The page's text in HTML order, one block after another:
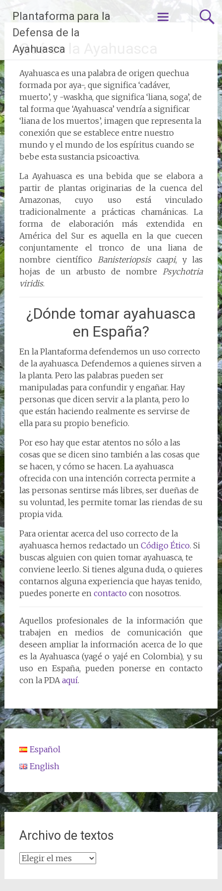
contenido
Plantaforma para la
Defensa de la
Ayahuasca
Qué es la Ayahuasca
Ayahuasca es una palabra de origen quechua
formada por aya-, que significa ‘cadáver,
muerto’, y -waskha, que significa ‘liana, soga’, de
tal forma que ‘Ayahuasca’ vendría a significar
‘liana de los muertos’, imagen que representa la
conexión que se establece entre nuestro
mundo y el mundo de los espíritus cuando se
bebe esta sustancia psicoactiva.
La Ayahuasca es una bebida que se elabora a
partir de plantas originarias de la cuenca del
Amazonas, cuyo uso está vinculado
tradicionalmente a prácticas chamánicas. La
forma de elaboración más extendida en
América del Sur es aquella en la que cuecen
conjuntamente el tronco de una liana de
nombre científico Banisteriopsis caapi, y las
hojas de un arbusto de nombrePsychotria
viridis.
¿Dónde tomar ayahuasca
en España?
En la Plantaforma defendemos un uso correcto
de la ayahuasca. Defendemos a quienes sirven a
la planta. Pero las palabras pueden ser
manipuladas para confundir y engañar. Hay
personas que dicen servir a la planta, pero lo
que están haciendo realmente es servirse de
ella para su propio beneficio.
Por eso hay que estar atentos no sólo a las
cosas que se dicen sino también a las cosas que
se hacen, y cómo se hacen. La ayahuasca
ofrecida con una intención correcta permite a
las personas sentirse más libres, ser dueñas de
su voluntad, les permite tomar las riendas de su
propia vida.
Para orientar acerca del uso correcto de la
ayahuasca hemos redactado un Código Ético. Si
buscas alguien con quien tomar ayahuasca, te
conviene leerlo. Si tienes alguna duda, o quieres
contarnos alguna experiencia que hayas tenido,
puedes ponerte en contacto con nosotros.
Aquellos profesionales de la información que
trabajen en medios de comunicación que
deseen ampliar la información acerca de lo que
es la Ayahuasca (yagé o yajé en Colombia), y su
uso en España, pueden ponerse en contacto
con la PDAaquí.
Español
English
Archivo de textos
Archivo